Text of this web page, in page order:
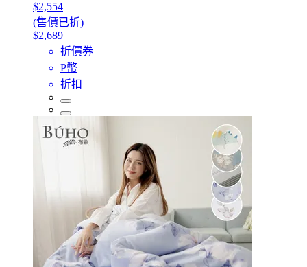
$2,554
(售價已折)
$2,689
折價券
P幣
折扣